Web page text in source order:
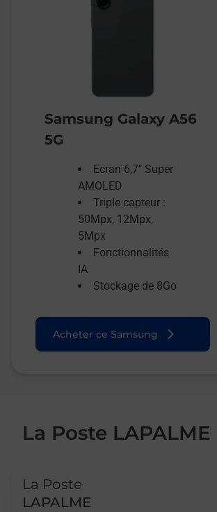
Samsung Galaxy A56
5G
Ecran 6,7’’ Super
AMOLED
Triple capteur :
50Mpx, 12Mpx,
5Mpx
Fonctionnalités
IA
Stockage de 8Go
Acheter ce Samsung
La Poste LAPALME
La Poste
LAPALME